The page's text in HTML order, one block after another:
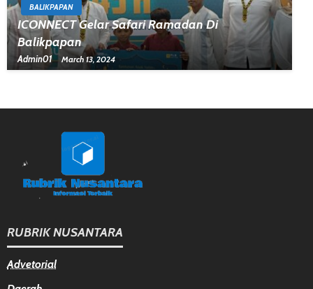
BALIKPAPAN
ICONNECT Gelar Safari Ramadan Di
Balikpapan
Admin01 March 13, 2024
RUBRIK NUSANTARA
Advetorial